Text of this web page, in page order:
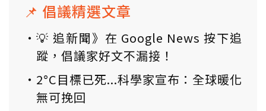
📌 倡議精選文章
💡 追新聞》在 Google News 按下追
蹤，倡議家好文不漏接！
2°C目標已死...科學家宣布：全球暖化
無可挽回